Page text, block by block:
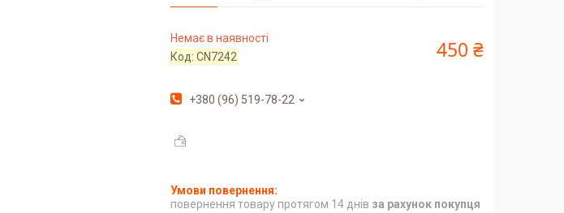
Немає в наявності
Код:CN7242 450 ₴
+380 (96) 519-78-22
повернення товару протягом 14 днів за рахунок покупця